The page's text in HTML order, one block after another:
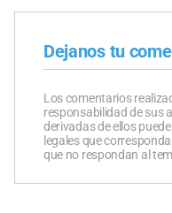
Dejanos tu
Los comentarios
responsabilidad de sus
derivadas de ellos
legales que
que no respondan al